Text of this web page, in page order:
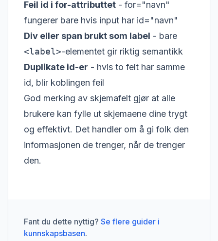
Feil id i for-attributtet - for="navn"
fungerer bare hvis input har id="navn"
Div eller span brukt som label - bare
<label>-elementet gir riktig semantikk
Duplikate id-er - hvis to felt har samme
id, blir koblingen feil
God merking av skjemafelt gjør at alle
brukere kan fylle ut skjemaene dine trygt
og effektivt. Det handler om å gi folk den
informasjonen de trenger, når de trenger
den.
Fant du dette nyttig? Se flere guider i
kunnskapsbasen.